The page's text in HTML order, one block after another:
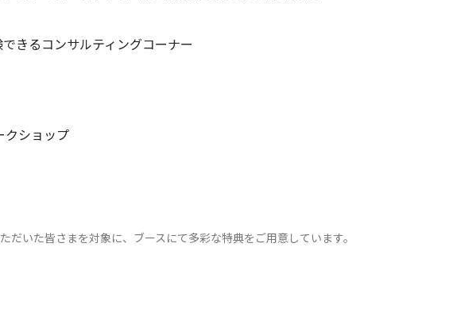
きるコンサルティングコーナー
クショップ
いた皆さまを対象に、ブースにて多彩な特典をご用意しています。